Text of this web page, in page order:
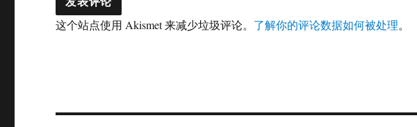
这个站点使用 Akismet 来减少垃圾评论。 了解你的评论数据如何被处理。